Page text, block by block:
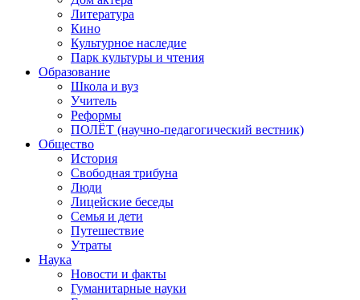
Литература
Кино
Культурное наследие
Парк культуры и чтения
Образование
Школа и вуз
Учитель
Реформы
ПОЛЁТ (научно-педагогический вестник)
Общество
История
Свободная трибуна
Люди
Лицейские беседы
Семья и дети
Путешествие
Утраты
Наука
Новости и факты
Гуманитарные науки